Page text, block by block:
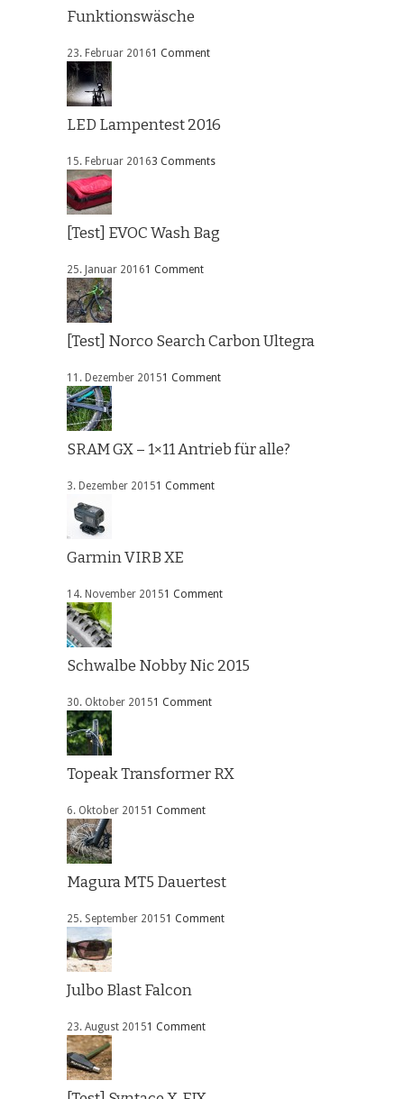
Funktionswäsche
23. Februar 20161 Comment
LED Lampentest 2016
15. Februar 20163 Comments
[Test] EVOC Wash Bag
25. Januar 20161 Comment
[Test] Norco Search Carbon Ultegra
11. Dezember 20151 Comment
SRAM GX – 1×11 Antrieb für alle?
3. Dezember 20151 Comment
Garmin VIRB XE
14. November 20151 Comment
Schwalbe Nobby Nic 2015
30. Oktober 20151 Comment
Topeak Transformer RX
6. Oktober 20151 Comment
Magura MT5 Dauertest
25. September 20151 Comment
Julbo Blast Falcon
23. August 20151 Comment